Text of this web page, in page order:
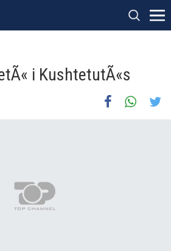
i KushtetutÃ«s